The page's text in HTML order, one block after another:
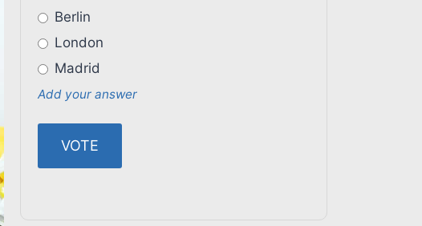
Berlin
London
Madrid
Add your answer